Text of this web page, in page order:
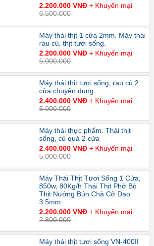
2.200.000 VNĐ+ Khuyến mại
6.500.000
Máy thái thịt 1 cửa 2mm. Máy thái
rau củ, thịt tươi sống.
2.200.000 VNĐ+ Khuyến mại
5.000.000
Máy thái thịt tươi sống, rau củ 2
cửa chuyên dụng
2.400.000 VNĐ+ Khuyến mại
5.000.000
Máy thái thực phẩm. Thái thịt
sống, củ quả 2 cửa
2.400.000 VNĐ+ Khuyến mại
5.000.000
Máy Thái Thịt Tươi Sống 1 Cửa,
850w, 80Kg/h Thái Thịt Phở Bò
Thịt Nướng Bún Chả Cỡ Dao
3.5mm
2.200.000 VNĐ+ Khuyến mại
2.800.000
Máy thái thịt tươi sống VN-400II